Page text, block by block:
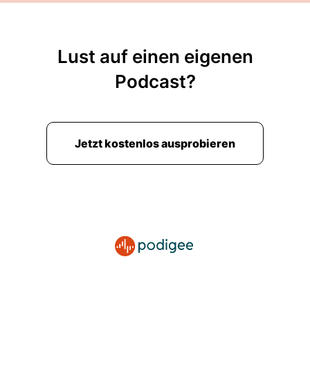
Lust auf einen eigenen
Podcast?
Jetzt kostenlos ausprobieren